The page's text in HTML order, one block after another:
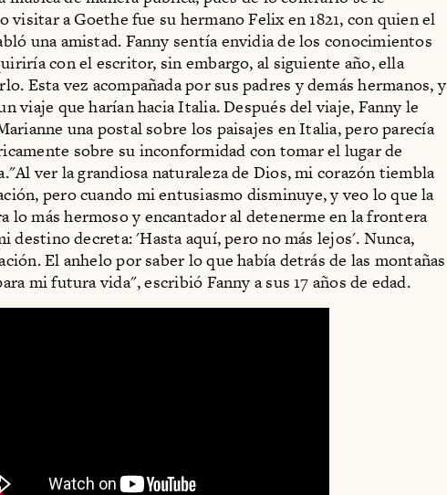
visitar a Goethe fue su hermano Felix en 1821, con quien el
una amistad. Fanny sentía envidia de los conocimientos
con el escritor, sin embargo, al siguiente año, ella
Esta vez acompañada por sus padres y demás hermanos, y
viaje que harían hacia Italia. Después del viaje, Fanny le
una postal sobre los paisajes en Italia, pero parecía
sobre su inconformidad con tomar el lugar de
ver la grandiosa naturaleza de Dios, mi corazón tiembla
pero cuando mi entusiasmo disminuye, y veo lo que la
lo más hermoso y encantador al detenerme en la frontera
destino decreta: 'Hasta aquí, pero no más lejos'. Nunca,
El anhelo por saber lo que había detrás de las montañas
mi futura vida", escribió Fanny a sus 17 años de edad.